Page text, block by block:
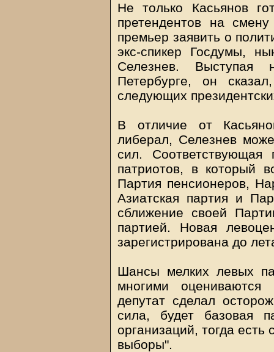
Не только Касьянов
претендентов на
премьер заявить о
экс-спикер Госдумы,
Селезнев. Выступая
Петербурге, он
следующих
В отличие от
либерал, Селезнев
сил.
патриотов, в который
Партия пенсионеров,
Азиатская партия и
сближение своей
партией. Новая
зарегистрирована до
Шансы мелких левых
многими
депутат сделал
сила, будет базовая
организаций, тогда есть
выборы".